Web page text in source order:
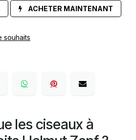
ACHETER MAINTENANT
souhaits
les ciseaux à